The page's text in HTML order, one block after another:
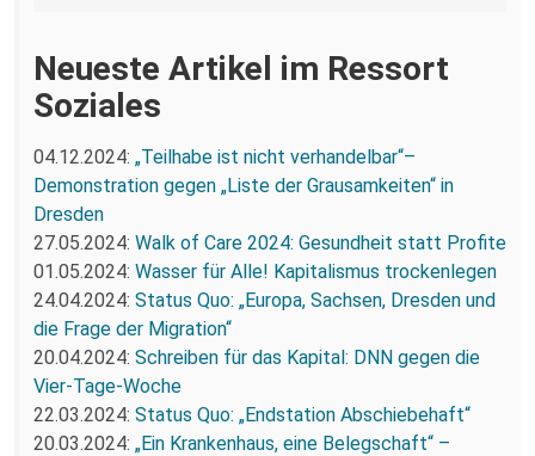
Neueste Artikel im Ressort
Soziales
04.12.2024: „Teilhabe ist nicht verhandelbar“–
Demonstration gegen „Liste der Grausamkeiten“ in
Dresden
27.05.2024: Walk of Care 2024: Gesundheit statt Profite
01.05.2024: Wasser für Alle! Kapitalismus trockenlegen
24.04.2024: Status Quo: „Europa, Sachsen, Dresden und
die Frage der Migration“
20.04.2024: Schreiben für das Kapital: DNN gegen die
Vier-Tage-Woche
22.03.2024: Status Quo: „Endstation Abschiebehaft“
20.03.2024: „Ein Krankenhaus, eine Belegschaft“ –